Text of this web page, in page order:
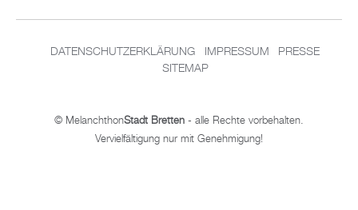
DATENSCHUTZERKLÄRUNG IMPRESSUM
PRESSE
SITEMAP
© MelanchthonStadt Bretten - alle Rechte vorbehalten.
Vervielfältigung nur mit Genehmigung!